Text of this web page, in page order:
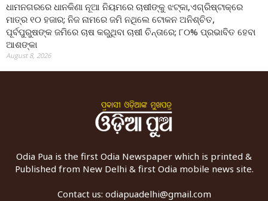
ଧାମନଗରରେ ଧାନକିଣା ନୂଆ ନିୟମରେ ଚାଷୀଙ୍କୁ ଝଟ୍‌କା,ଏଗ୍ରିଷ୍ଟାକ୍‌ରେ
ମାତ୍ର ୧୦ ହଜାର; ନିଜ ନାମରେ ଜମି ନଥିଲେ ଟୋକନ ଅନିଶ୍ଚିତ,
ପୂର୍ବପୁରୁଷଙ୍କ ଜମିରେ ଚାଷ କରୁଥିବା ଚାଷୀ ଚିନ୍ତାରେ; ୮୦% ପ୍ରଭାବିତ ହେବା
ଆଶଙ୍କା
August 8, 2026
Odia Pua is the first Odia Newspaper which is printed &
Published from New Delhi & first Odia mobile news site.
Contact us: odiapuadelhi@gmail.com